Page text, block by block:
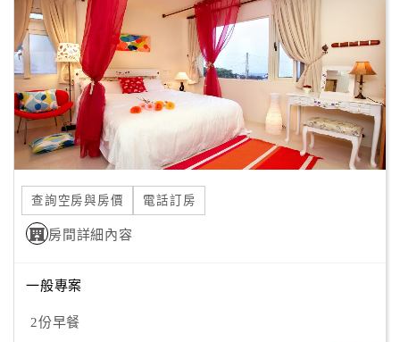
Line
線
上
客
服
紅
利
查
訂
查詢空房與房價 電話訂房
房間詳細內容
一般專案
2份早餐